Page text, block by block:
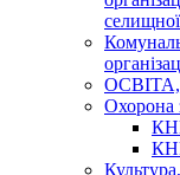
Охорона